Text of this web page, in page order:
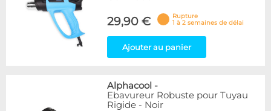
29,90 €
Rupture
1 à 2 semaines de délai
Ajouter au panier
Alphacool -
Ebavureur Robuste pour Tuyau
Rigide - Noir